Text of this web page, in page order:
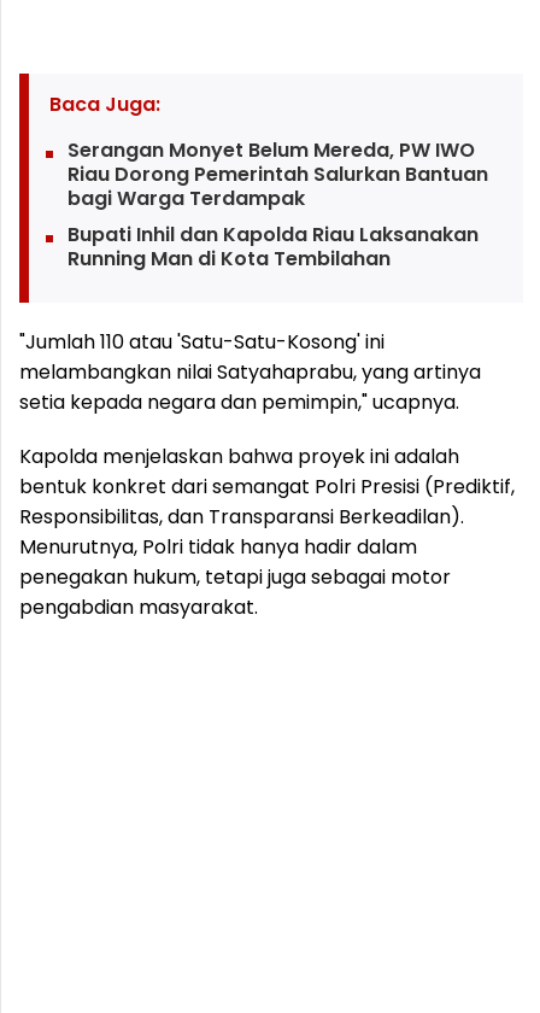
Baca Juga:
Serangan Monyet Belum Mereda, PW IWO
Riau Dorong Pemerintah Salurkan Bantuan
bagi Warga Terdampak
Bupati Inhil dan Kapolda Riau Laksanakan
Running Man di Kota Tembilahan
"Jumlah 110 atau 'Satu-Satu-Kosong' ini
melambangkan nilai Satyahaprabu, yang artinya
setia kepada negara dan pemimpin," ucapnya.
Kapolda menjelaskan bahwa proyek ini adalah
bentuk konkret dari semangat Polri Presisi (Prediktif,
Responsibilitas, dan Transparansi Berkeadilan).
Menurutnya, Polri tidak hanya hadir dalam
penegakan hukum, tetapi juga sebagai motor
pengabdian masyarakat.